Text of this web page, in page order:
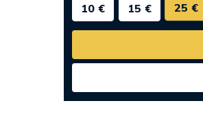
10 €
15 € 25 €